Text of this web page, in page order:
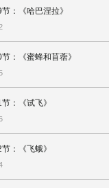
：《哈巴涅拉》
：《蜜蜂和苜蓿》
：《试飞》
：《飞蛾》